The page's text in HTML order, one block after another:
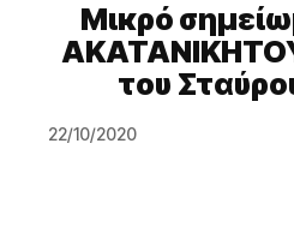
Μικρό
του
22/10/2020